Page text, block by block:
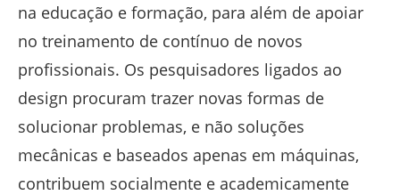
na educação e formação, para além de apoiar
no treinamento de contínuo de novos
profissionais. Os pesquisadores ligados ao
design procuram trazer novas formas de
solucionar problemas, e não soluções
mecânicas e baseados apenas em máquinas,
contribuem socialmente e academicamente